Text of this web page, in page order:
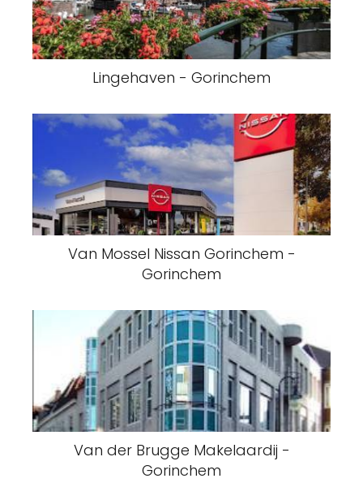
Lingehaven - Gorinchem
Van Mossel Nissan Gorinchem -
Gorinchem
Van der Brugge Makelaardij -
Gorinchem